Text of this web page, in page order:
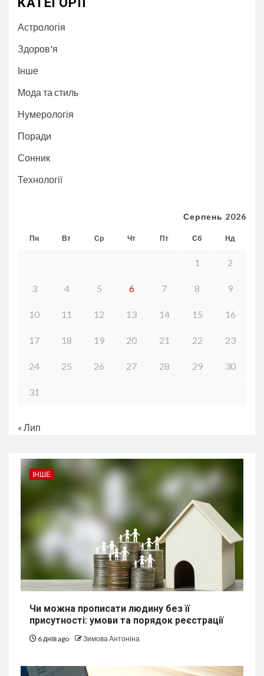
Астрологія
Здоров'я
Інше
Мода та стиль
Нумерологія
Поради
Сонник
Технології
Серпень 2026
Пн Вт Ср Чт Пт Сб Нд
1 2
3 4 5 6 7 8 9
10 11 12 13 14 15 16
17 18 19 20 21 22 23
24 25 26 27 28 29 30
31
« Лип
ІНШЕ
Чи можна прописати людину без її
присутності: умови та порядок реєстрації
6 днів ago Зимова Антоніна